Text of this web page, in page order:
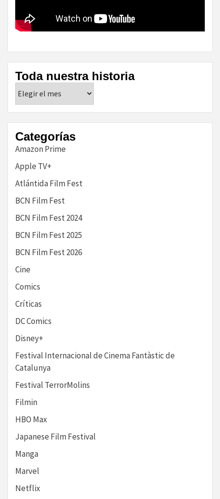
Toda nuestra historia
nuestra
historia
Categorías
Amazon Prime
Apple TV+
Atlántida Film Fest
BCN Film Fest
BCN Film Fest 2024
BCN Film Fest 2025
BCN Film Fest 2026
Cine
Comics
Críticas
DC Comics
Disney+
Festival Internacional de Cinema Fantàstic de
Catalunya
Festival TerrorMolins
Filmin
HBO Max
Japanese Film Festival
Manga
Marvel
Netflix